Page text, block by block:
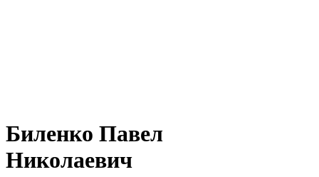
Биленко Павел
Николаевич